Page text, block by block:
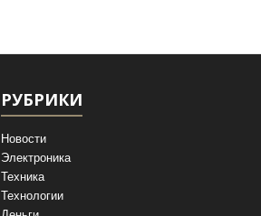
РУБРИКИ
Новости
Электроника
Техника
Технологии